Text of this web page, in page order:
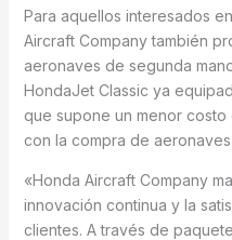
Para aquellos interesados
Aircraft Company también
aeronaves de segunda
HondaJet Classic ya
que supone un menor
con la compra de
«Honda Aircraft Company
innovación continua y la
clientes. A través de